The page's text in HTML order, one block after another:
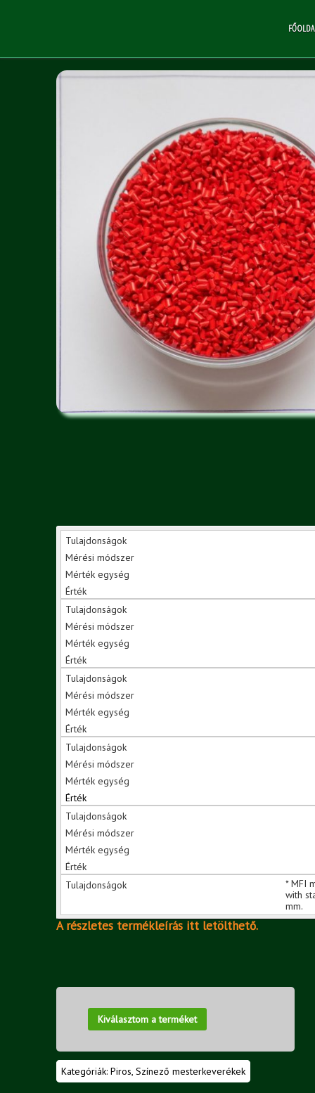
* MFI
with
mm.
A részletes termékleírás itt letölthető.
Kiválasztom a terméket
Kategóriák: Piros Színező mesterkeverékek